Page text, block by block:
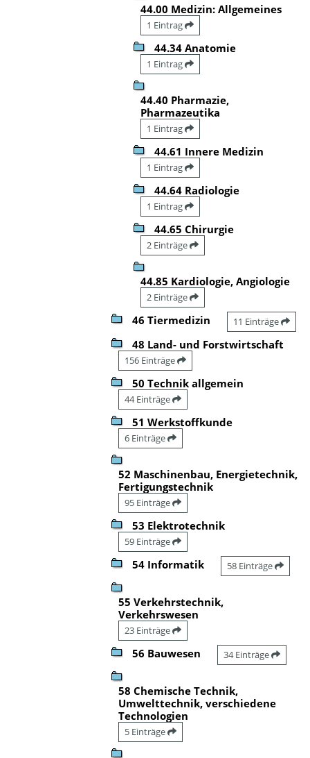
44.00 Medizin: Allgemeines
1 Eintrag
44.34 Anatomie
1 Eintrag
44.40 Pharmazie,
Pharmazeutika
1 Eintrag
44.61 Innere Medizin
1 Eintrag
44.64 Radiologie
1 Eintrag
44.65 Chirurgie
2 Einträge
44.85 Kardiologie, Angiologie
2 Einträge
46 Tiermedizin 11 Einträge
48 Land- und Forstwirtschaft
156 Einträge
50 Technik allgemein
44 Einträge
51 Werkstoffkunde
6 Einträge
52 Maschinenbau, Energietechnik,
Fertigungstechnik
95 Einträge
53 Elektrotechnik
59 Einträge
54 Informatik 58 Einträge
55 Verkehrstechnik,
Verkehrswesen
23 Einträge
56 Bauwesen 34 Einträge
58 Chemische Technik,
Umwelttechnik, verschiedene
Technologien
5 Einträge